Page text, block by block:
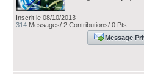
Inscrit le 08/10/2013
314 Messages/ 2 Contributions/ 0 Pts
Message